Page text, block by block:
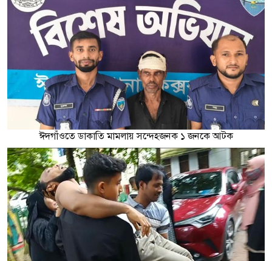
ঈদগাঁওতে ডাকাতি মামলায় সন্দেহজনক ১ জনকে আটক